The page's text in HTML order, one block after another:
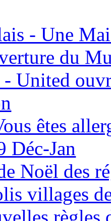
- Une
du
United
êtes
Déc-Jan
Noël des
villages
règles